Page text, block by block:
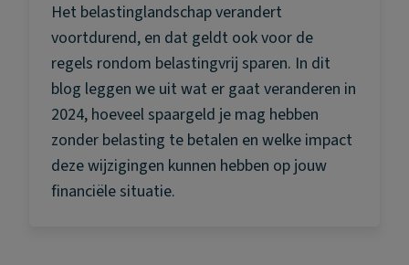
Het belastinglandschap verandert
voortdurend, en dat geldt ook voor de
regels rondom belastingvrij sparen. In dit
blog leggen we uit wat er gaat veranderen in
2024, hoeveel spaargeld je mag hebben
zonder belasting te betalen en welke impact
deze wijzigingen kunnen hebben op jouw
financiële situatie.